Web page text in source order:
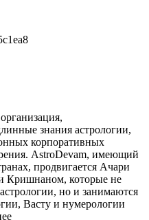
знания астрологии,
корпоративных
AstroDevam, имеющий
продвигается Ачари
Кришнаном, которые не
но и занимаются
Васту и нумерологии